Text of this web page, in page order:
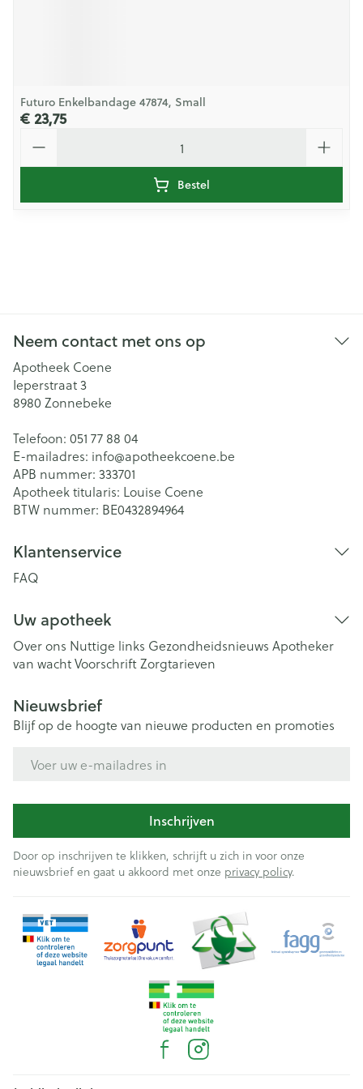
Futuro Enkelbandage 47874, Small
€ 23,75
Bestel
Neem contact met ons op
Apotheek Coene
Ieperstraat 3
8980 Zonnebeke
Telefoon: 051 77 88 04
E-mailadres: info@apotheekcoene.be
APB nummer: 333701
Apotheek titularis: Louise Coene
BTW nummer: BE0432894964
Klantenservice
FAQ
Uw apotheek
Over ons Nuttige links Gezondheidsnieuws Apotheker
van wachtVoorschriftZorgtarieven
Nieuwsbrief
Blijf op de hoogte van nieuwe producten en promoties
Inschrijven
Door op inschrijven te klikken, schrijft u zich in voor onze
nieuwsbrief en gaat u akkoord met onze privacy policy.